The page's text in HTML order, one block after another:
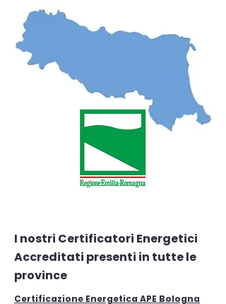
I nostri Certificatori Energetici
Accreditati presenti in tutte le
province
Certificazione Energetica APE Bologna